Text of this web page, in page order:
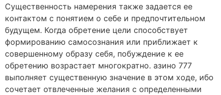
Существенность намерения также задается ее
контактом с понятием о себе и предпочтительном
будущем. Когда обретение цели способствует
формированию самосознания или приближает к
совершенному образу себя, побуждение к ее
обретению возрастает многократно. азино 777
выполняет существенную значение в этом ходе, ибо
сочетает отвлеченные желания с определенными